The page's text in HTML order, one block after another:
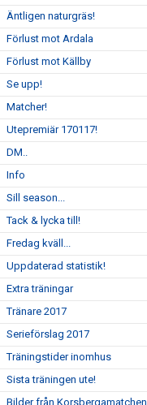
Äntligen naturgräs!
Förlust mot Ardala
Förlust mot Källby
Se upp!
Matcher!
Utepremiär 170117!
DM..
Info
Sill season...
Tack & lycka till!
Fredag kväll...
Uppdaterad statistik!
Extra träningar
Tränare 2017
Serieförslag 2017
Träningstider inomhus
Sista träningen ute!
Bilder från Korsbergamatchen